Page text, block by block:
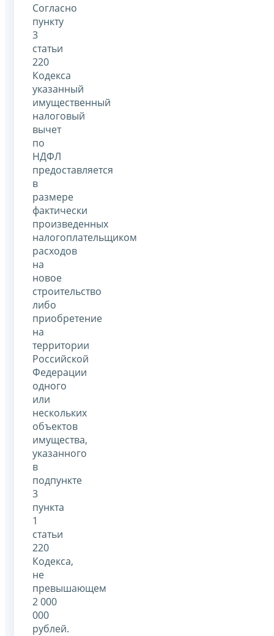
Согласно
пункту
3
статьи
220
Кодекса
указанный
имущественный
налоговый
вычет
по
НДФЛ
предоставляется
в
размере
фактически
произведенных
налогоплательщиком
расходов
на
новое
строительство
либо
приобретение
на
территории
Российской
Федерации
одного
или
нескольких
объектов
имущества,
указанного
в
подпункте
3
пункта
1
статьи
220
Кодекса,
не
превышающем
2 000
000
рублей.